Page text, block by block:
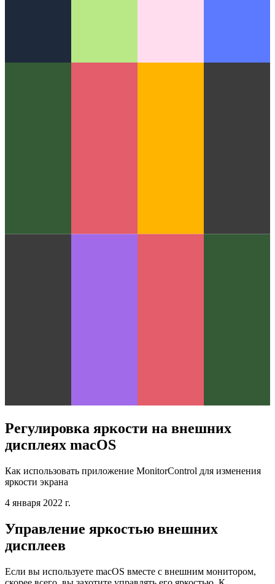
Регулировка яркости на внешних
дисплеях macOS
яркости экрана
4 января 2022 г.
Управление яркостью внешних
дисплеев